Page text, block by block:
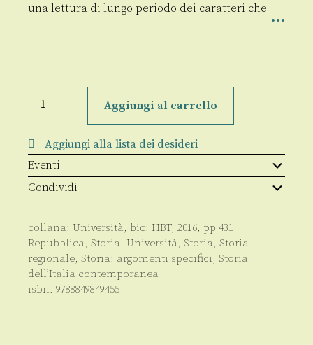
una lettura di lungo periodo dei caratteri che
1946-
2016
quantità
Aggiungi al carrello
Aggiungi alla lista dei desideri
Eventi
Condividi
collana: Università, bic: HBT, 2016, pp 431
Repubblica, Storia, Università, Storia, Storia
regionale, Storia: argomenti specifici, Storia
dell’Italia contemporanea
isbn: 9788849849455